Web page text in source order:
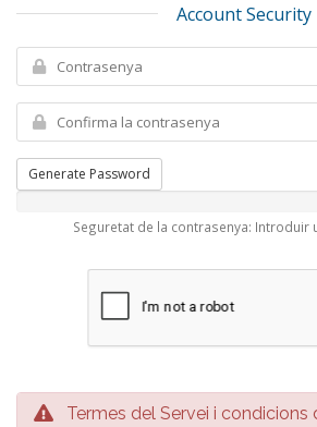
Account Security
Generate Password
Seguretat de la contrasenya: Introduir
Termes del Servei i condicions